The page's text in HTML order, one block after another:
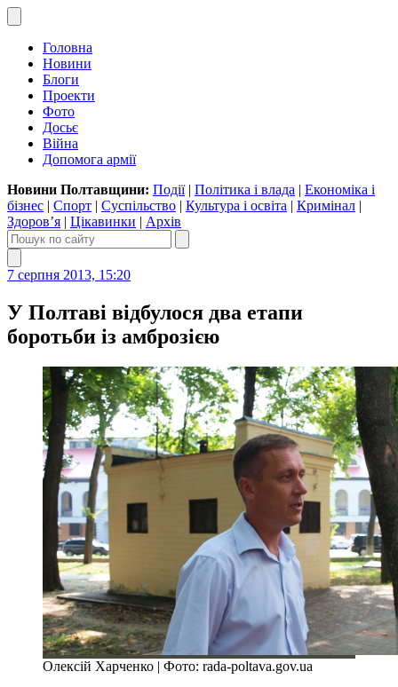
Головна
Новини
Блоги
Проекти
Фото
Досьє
Війна
Допомога армії
Новини Полтавщини: Події| Політика і влада | Економіка і
бізнес | Спорт | Суспільство | Культура і освіта | Кримінал |
Здоров’я | Цікавинки | Архів
7 серпня 2013, 15:20
У Полтаві відбулося два етапи
боротьби із амброзією
Олексій Харченко | Фото: rada-poltava.gov.ua